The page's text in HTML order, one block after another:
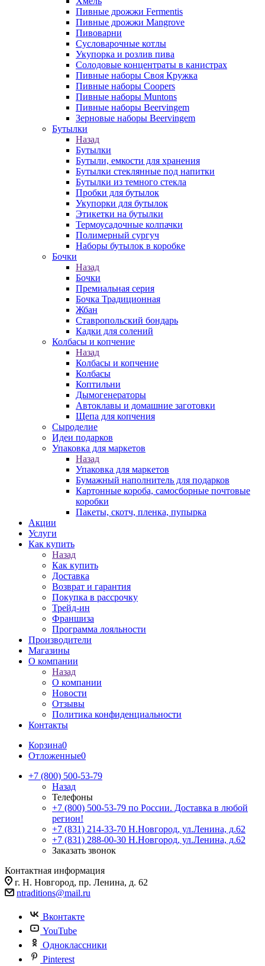
Пивные дрожжи Fermentis
Пивные дрожжи Mangrove
Пивоварни
Сусловарочные котлы
Укупорка и розлив пива
Солодовые концентраты в канистрах
Пивные наборы Своя Кружка
Пивные наборы Coopers
Пивные наборы Muntons
Пивные наборы Beervingem
Зерновые наборы Beervingem
Бутылки
Назад
Бутылки
Бутыли, емкости для хранения
Бутылки стеклянные под напитки
Бутылки из темного стекла
Пробки для бутылок
Укупорки для бутылок
Этикетки на бутылки
Термоусадочные колпачки
Полимерный сургуч
Наборы бутылок в коробке
Бочки
Назад
Бочки
Премиальная серия
Бочка Традиционная
Жбан
Ставропольский бондарь
Кадки для солений
Колбасы и копчение
Назад
Колбасы и копчение
Колбасы
Коптильни
Дымогенераторы
Автоклавы и домашние заготовки
Щепа для копчения
Сыроделие
Идеи подарков
Упаковка для маркетов
Назад
Упаковка для маркетов
Бумажный наполнитель для подарков
Картонные короба, самосборные почтовые
коробки
Пакеты, скотч, пленка, пупырка
Акции
Услуги
Как купить
Назад
Как купить
Доставка
Возврат и гарантия
Покупка в рассрочку
Трейд-ин
Франшиза
Программа лояльности
Производители
Магазины
О компании
Назад
О компании
Новости
Отзывы
Политика конфиденциальности
Контакты
Корзина0
Отложенные0
+7 (800) 500-53-79
Назад
Телефоны
+7 (800) 500-53-79 по России. Доставка в любой
регион!
+7 (831) 214-33-70 Н.Новгород, ул.Ленина, д.62
+7 (831) 288-00-30 Н.Новгород, ул.Ленина, д.62
Заказать звонок
Контактная информация
г. Н. Новгород, пр. Ленина, д. 62
ntraditions@mail.ru
Вконтакте
YouTube
Одноклассники
Pinterest